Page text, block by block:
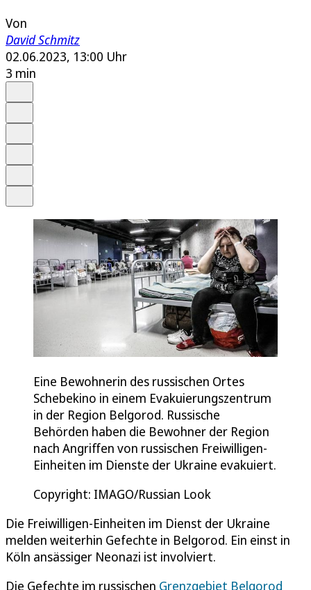
Von
David Schmitz
02.06.2023, 13:00 Uhr
3 min
Eine Bewohnerin des russischen Ortes
Schebekino in einem Evakuierungszentrum
in der Region Belgorod. Russische
Behörden haben die Bewohner der Region
nach Angriffen von russischen Freiwilligen-
Einheiten im Dienste der Ukraine evakuiert.
Copyright: IMAGO/Russian Look
Die Freiwilligen-Einheiten im Dienst der Ukraine
melden weiterhin Gefechte in Belgorod. Ein einst in
Köln ansässiger Neonazi ist involviert.
Die Gefechte im russischen Grenzgebiet Belgorod